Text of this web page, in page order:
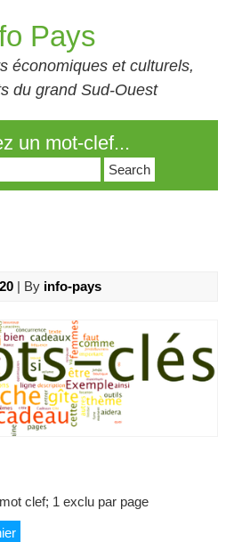
Pays
économiques et culturels,
du grand Sud-Ouest
un mot-clef...
| By info-pays
clef; 1 exclu par page